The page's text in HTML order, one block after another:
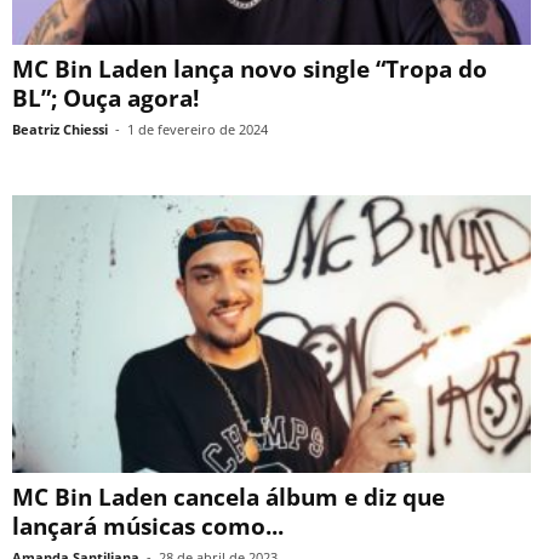
MC Bin Laden lança novo single “Tropa do
BL”; Ouça agora!
Beatriz Chiessi - 1 de fevereiro de 2024
MC Bin Laden cancela álbum e diz que
lançará músicas como...